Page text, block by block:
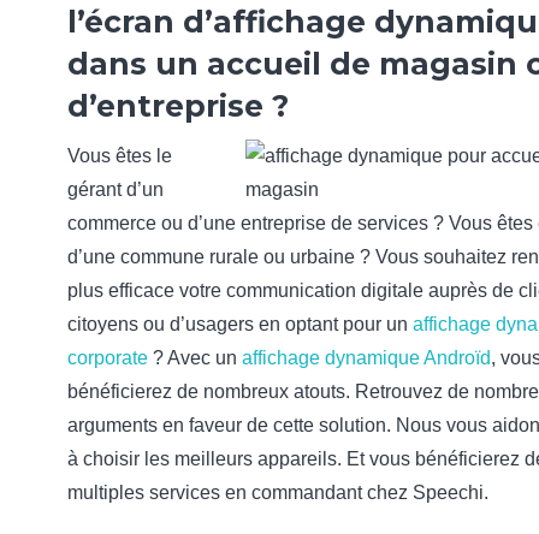
l’écran d’affichage
dans un accueil de magasin
d’entreprise ?
Vous êtes le
gérant d’un
commerce ou d’une entreprise de services ? Vous êtes
d’une commune rurale ou urbaine ? Vous souhaitez
plus efficace votre communication digitale auprès de
citoyens ou d’usagers en optant pour un affichage
corporate ? Avec un affichage dynamique Androïd,
bénéficierez de nombreux atouts. Retrouvez de
arguments en faveur de cette solution. Nous vous
à choisir les meilleurs appareils. Et vous bénéficierez
multiples services en commandant chez Speechi.